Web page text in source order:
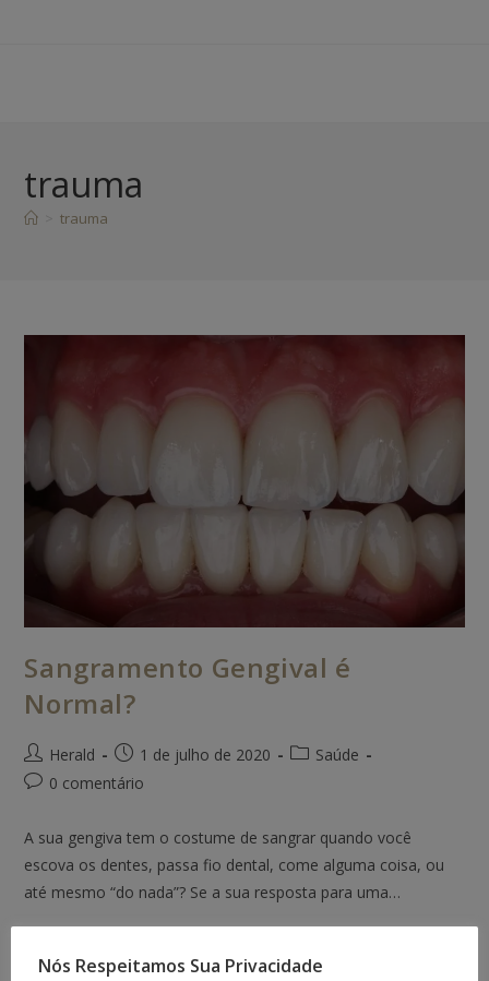
trauma
trauma
Sangramento Gengival é
Normal?
Herald 1 de julho de 2020
Saúde
0 comentário
A sua gengiva tem o costume de sangrar quando você
escova os dentes, passa fio dental, come alguma coisa, ou
até mesmo “do nada”? Se a sua resposta para uma…
Nós Respeitamos Sua Privacidade